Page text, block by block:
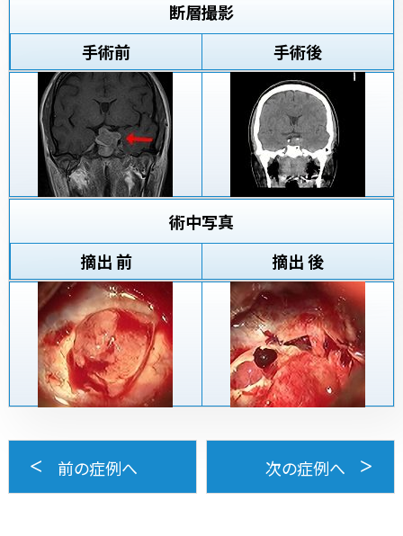
断層撮影
手術前
手術後
術中写真
摘出 前
摘出 後
前の症例へ 次の症例へ